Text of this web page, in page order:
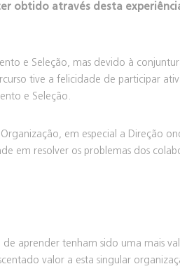
obtido através desta
e Seleção, mas devido à
tive a felicidade de participar
e Seleção.
em especial a Direção
em resolver os problemas dos
aprender tenham sido uma mais
valor a esta singular